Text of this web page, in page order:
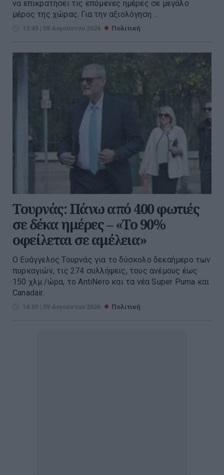
να επικρατήσει τις επόμενες ημέρες σε μεγάλο
μέρος της χώρας. Για την αξιολόγηση ...
12:45 | 08 Αυγούστου 2026 Πολιτική
Τουρνάς: Πάνω από 400 φωτιές
σε δέκα ημέρες – «Το 90%
οφείλεται σε αμέλεια»
Ο Ευάγγελος Τουρνάς για το δύσκολο δεκαήμερο των
πυρκαγιών, τις 274 συλλήψεις, τους ανέμους έως
150 χλμ./ώρα, το AntiNero και τα νέα Super Puma και
Canadair.
14:00 | 09 Αυγούστου 2026 Πολιτική